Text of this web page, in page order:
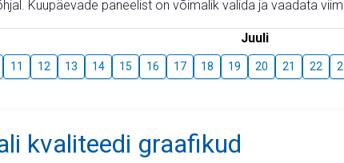
Kuupäevade paneelist on võimalik valida ja vaadata
Juuli
11 12 13 14 15 16 17 18 19 20 21 22
kvaliteedi graafikud